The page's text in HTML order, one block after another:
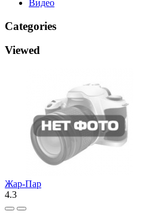
Видео
Categories
Viewed
Жар-Пар
4.3